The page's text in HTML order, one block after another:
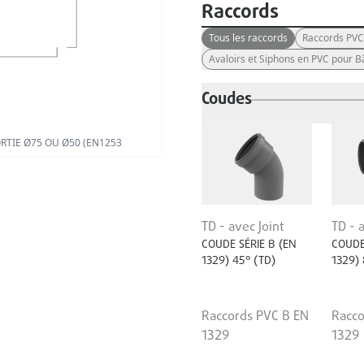
Ø75 OU Ø50 (EN1253
Raccords
Tous les raccords
Raccords
Avaloirs et Siphons en PVC pour
Coudes
TD - avec Joint
COUDE SÉRIE B (EN
1329) 45° (TD)
Raccords PVC B EN
1329
TD -
1329)
1329